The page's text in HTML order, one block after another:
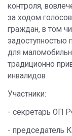
контроля,
за ходом
граждан, в том
задоступностью
для
традиционно
инвалидов
Участники:
- секретарь ОП
- председатель